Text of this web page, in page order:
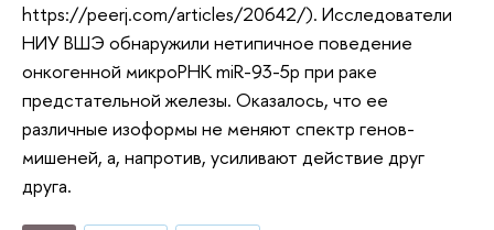
https://peerj.com/articles/20642/). Исследователи
НИУ ВШЭ обнаружили нетипичное поведение
онкогенной микроРНК miR-93-5p при раке
предстательной железы. Оказалось, что ее
различные изоформы не меняют спектр генов-
мишеней, а, напротив, усиливают действие друг
друга.